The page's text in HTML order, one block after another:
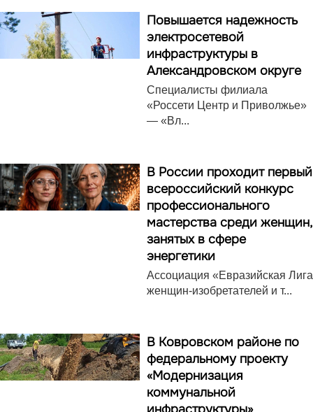
Повышается надежность
электросетевой
инфраструктуры в
Александровском округе
Специалисты филиала
«Россети Центр и Приволжье»
— «Вл...
В России проходит первый
всероссийский конкурс
профессионального
мастерства среди женщин,
занятых в сфере
энергетики
Ассоциация «Евразийская Лига
женщин-изобретателей и т...
В Ковровском районе по
федеральному проекту
«Модернизация
коммунальной